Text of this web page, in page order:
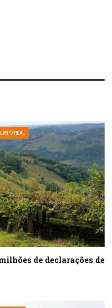
REAL
de declarações de